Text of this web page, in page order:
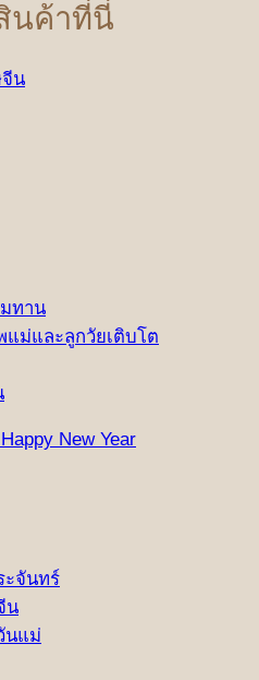
นค้าที่นี่
น
ทาน
ม่และลูกวัยเติบโต
New Year
ะจันทร์
น
นแม่